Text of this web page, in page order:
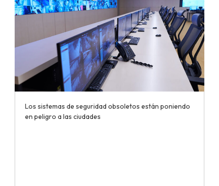
Los sistemas de seguridad obsoletos están poniendo
en peligro a las ciudades